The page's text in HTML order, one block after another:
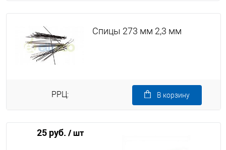
Спицы 273 мм 2,3 мм
РРЦ:
25 руб. / шт
В корзину